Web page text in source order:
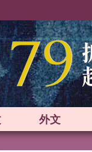
外文